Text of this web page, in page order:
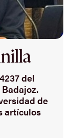
del
de
artículos